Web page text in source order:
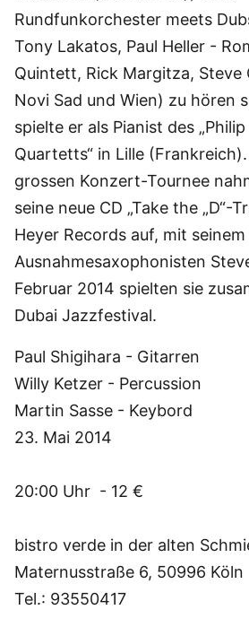
Rundfunkorchester meets
Tony Lakatos, Paul Heller -
Quintett, Rick Margitza, Steve
Novi Sad und Wien) zu hören
spielte er als Pianist des
Quartetts“ in Lille
grossen Konzert-Tournee
seine neue CD „Take the „D“-
Heyer Records auf, mit
Ausnahmesaxophonisten
Februar 2014 spielten sie
Dubai Jazzfestival.
Paul Shigihara - Gitarren
Willy Ketzer - Percussion
Martin Sasse - Keybord
23. Mai 2014
20:00 Uhr - 12 €
bistro verde in der alten
Maternusstraße 6, 50996 Köln
Tel.: 93550417